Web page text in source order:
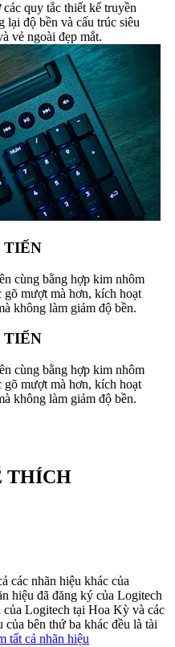
quy tắc thiết kế truyền
lại độ bền và cấu trúc siêu
vẻ ngoài đẹp mắt.
TIẾN
cùng bằng hợp kim nhôm
gõ mượt mà hơn, kích hoạt
không làm giảm độ bền.
TIẾN
cùng bằng hợp kim nhôm
gõ mượt mà hơn, kích hoạt
không làm giảm độ bền.
THÍCH
các nhãn hiệu khác của
hiệu đã đăng ký của Logitech
Logitech tại Hoa Kỳ và các
của bên thứ ba khác đều là tài
tất cả nhãn hiệu